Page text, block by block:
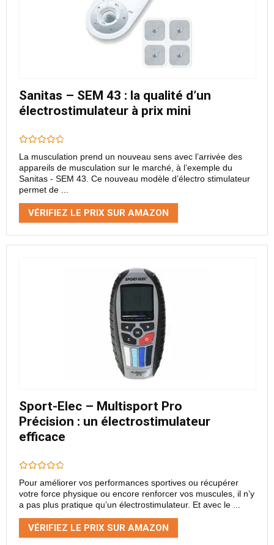
Sanitas – SEM 43 : la qualité d’un
électrostimulateur à prix mini
La musculation prend un nouveau sens avec l’arrivée des
appareils de musculation sur le marché, à l’exemple du
Sanitas - SEM 43. Ce nouveau modèle d’électro stimulateur
permet de ...
VÉRIFIEZ LE PRIX SUR AMAZON
Sport-Elec – Multisport Pro
Précision : un électrostimulateur
efficace
Pour améliorer vos performances sportives ou récupérer
votre force physique ou encore renforcer vos muscules, il n’y
a pas plus pratique qu’un électrostimulateur. Et avec le ...
VÉRIFIEZ LE PRIX SUR AMAZON